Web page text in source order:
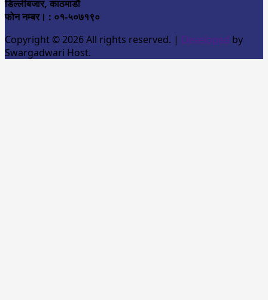
डिल्लीबजार, काठमाडौं
फोन नम्बर। : ०१-५०७१९०
Copyright © 2026 All rights reserved. | Developed by
Swargadwari Host.